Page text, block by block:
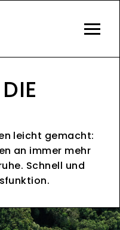
leicht gemacht:
an immer mehr
Schnell und